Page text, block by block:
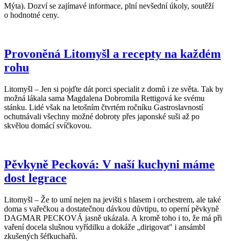
Mýta). Dozví se zajímavé informace, plní nevšední úkoly, soutěží
o hodnotné ceny.
Provoněná Litomyšl a recepty na každém
rohu
Litomyšl – Jen si pojďte dát porci specialit z domů i ze světa. Tak by
možná lákala sama Magdalena Dobromila Rettigová ke svému
stánku. Lidé však na letošním čtvrtém ročníku Gastroslavností
ochutnávali všechny možné dobroty přes japonské suši až po
skvělou domácí svíčkovou.
Pěvkyně Pecková: V naší kuchyni máme
dost legrace
Litomyšl – Že to umí nejen na jevišti s hlasem i orchestrem, ale také
doma s vařečkou a dostatečnou dávkou důvtipu, to operní pěvkyně
DAGMAR PECKOVÁ jasně ukázala. A kromě toho i to, že má při
vaření docela slušnou vyřídilku a dokáže „dirigovat" i ansámbl
zkušených šéfkuchařů.